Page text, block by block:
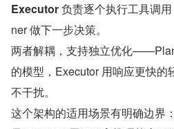
Executor 负责逐个执行工具调
ner 做下一步决策。
两者解耦，支持独立优化
的模型，Executor 用响应更快的
不干扰。
这个架构的适用场景有明确边界：